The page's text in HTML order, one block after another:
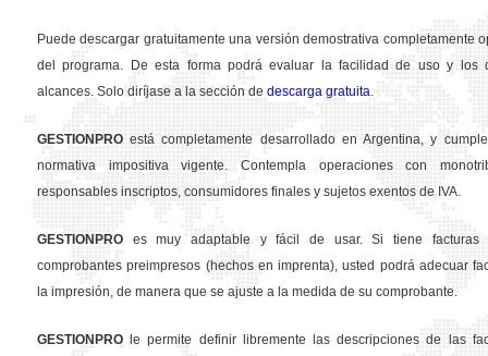
Puede descargar gratuitamente una versión demostrativa completamente
del programa. De esta forma podrá evaluar la facilidad de uso y los
alcances. Solo diríjase a la sección de descarga gratuita.
GESTION PRO está completamente desarrollado en Argentina, y
normativa impositiva vigente. Contempla operaciones con
responsables inscriptos, consumidores finales y sujetos exentos de IVA.
GESTION PRO es muy adaptable y fácil de usar. Si tiene facturas
comprobantes preimpresos (hechos en imprenta), usted podrá adecuar
la impresión, de manera que se ajuste a la medida de su comprobante.
GESTION PRO le permite definir libremente las descripciones de las